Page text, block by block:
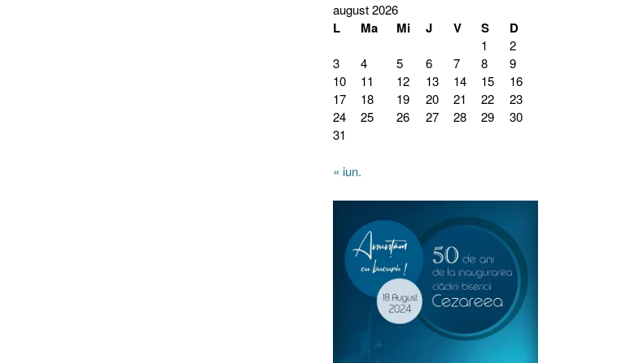
august 2026
L Ma Mi J V S D
1
2
3
4 5 6 7 8
9
10
11 12 13 14 15
16
17
18 19 20 21 22
23
24
25 26 27 28 29
30
31
« iun.